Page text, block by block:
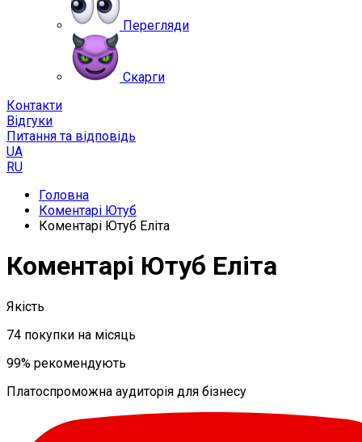
Перегляди
Скарги
Контакти
Відгуки
Питання та відповідь
UA
RU
Головна
Коментарі Ютуб
Коментарі Ютуб Еліта
Коментарі Ютуб Еліта
Якість
74 покупки на місяць
99% рекомендують
Платоспроможна аудиторія для бізнесу